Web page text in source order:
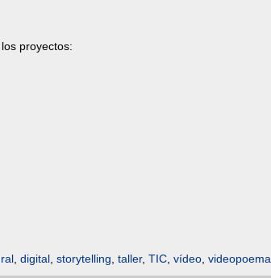
proyectos:
digital storytelling taller, TIC vídeo videopoema